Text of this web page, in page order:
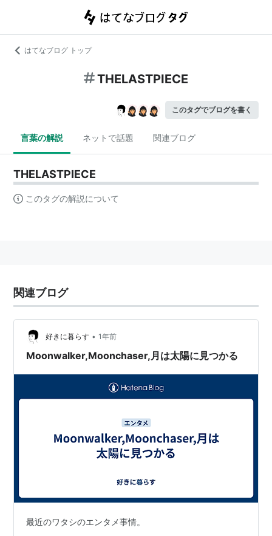
はてなブログ トップ
THELASTPIECE
このタグでブログを書く
言葉の解説 ネットで話題 関連ブログ
THELASTPIECE
このタグの解説について
関連ブログ
好きに暮らす • 1年前
Moonwalker,Moonchaser,月は太陽に見つかる
最近のワタシのエンタメ事情。